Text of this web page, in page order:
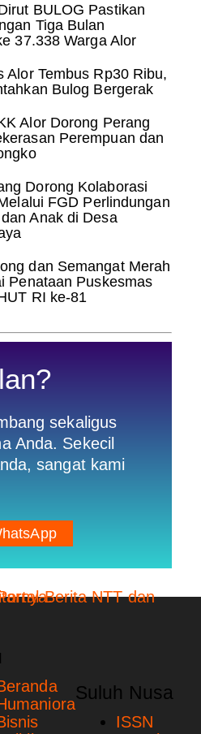
BULOG Pastikan
Tiga Bulan
37.338 Warga Alor
Alor Tembus Rp30 Ribu,
Bulog Bergerak
Alor Dorong Perang
Perempuan dan
Dorong Kolaborasi
FGD Perlindungan
Anak di Desa
dan Semangat Merah
Penataan Puskesmas
RI ke-81
sekaligus
Anda. Sekecil
sangat kami
Suluh Nusa
ISSN